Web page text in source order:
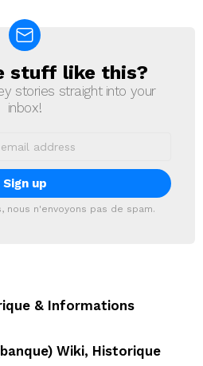
stuff like this?
stories straight into your
inbox!
nous n'envoyons pas de spam.
& Informations
Wiki, Historique